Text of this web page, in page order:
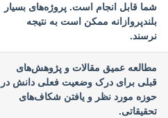
شما قابل انجام است. پروژه‌های بسیار
بلندپروازانه ممکن است به نتیجه
نرسند.
مطالعه عمیق مقالات و پژوهش‌های
قبلی برای درک وضعیت فعلی دانش در
حوزه مورد نظر و یافتن شکاف‌های
تحقیقاتی.